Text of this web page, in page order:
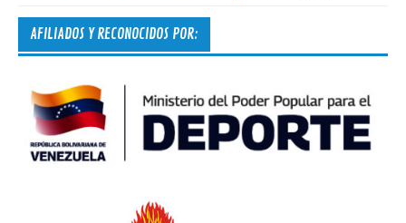
AFILIADOS Y RECONOCIDOS POR: